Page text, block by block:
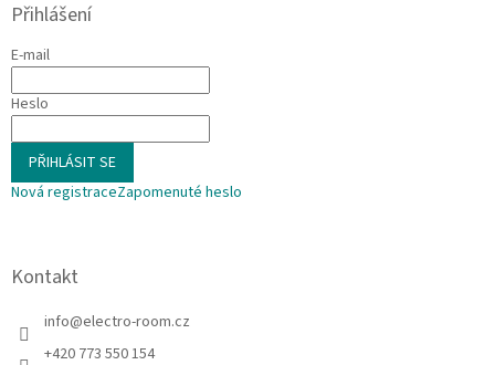
Přihlášení
E-mail
Heslo
PŘIHLÁSIT SE
Nová registraceZapomenuté heslo
Kontakt
info@electro-room.cz
+420 773 550 154